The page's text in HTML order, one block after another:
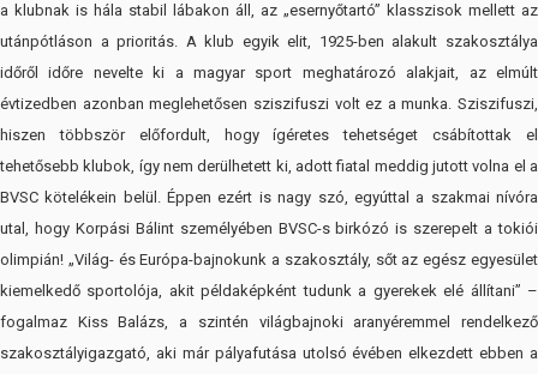
a klubnak is hála stabil lábakon áll, az „esernyőtartó” klasszisok mellett az
utánpótláson a prioritás. A klub egyik elit, 1925-ben alakult szakosztálya
időről időre nevelte ki a magyar sport meghatározó alakjait, az elmúlt
évtizedben azonban meglehetősen sziszifuszi volt ez a munka. Sziszifuszi,
hiszen többször előfordult, hogy ígéretes tehetséget csábítottak el
tehetősebb klubok, így nem derülhetett ki, adott fiatal meddig jutott volna el a
BVSC kötelékein belül. Éppen ezért is nagy szó, egyúttal a szakmai nívóra
utal, hogy Korpási Bálint személyében BVSC-s birkózó is szerepelt a tokiói
olimpián! „Világ- és Európa-bajnokunk a szakosztály, sőt az egész egyesület
kiemelkedő sportolója, akit példaképként tudunk a gyerekek elé állítani” –
fogalmaz Kiss Balázs, a szintén világbajnoki aranyéremmel rendelkező
szakosztályigazgató, aki már pályafutása utolsó évében elkezdett ebben a